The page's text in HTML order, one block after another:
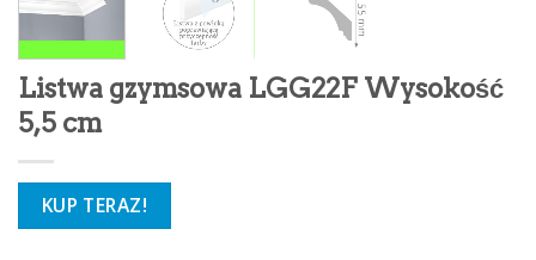
Listwa gzymsowa LGG22F Wysokość
5,5 cm
KUP TERAZ!